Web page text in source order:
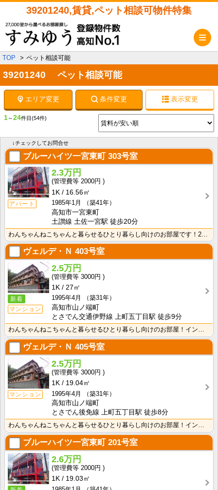
39201240,賃貸,ペット相談可物件特集
TOP ペット相談可能
39201240 ペット相談可能
エリア変更 条件変更 表示変更
1～24件目 (54件)
↓チェックしてお問合せ
ブルーハイツ一宮東町303号室
アパート
2.3万円
2000円
1K
16.56㎡
1985年1月
（築41年）
高知市一宮東町
土讃線 土佐一宮駅 徒歩20分
わんちゃんねこちゃんと暮らせるひとり暮らし向けのお部屋です！2026年6月下旬、ネット無料（Wi-F･･･
ヴェルデ・Ｎ 403号室
新着
マンション
2.5万円
3000円
1K
27㎡
1995年4月
（築31年）
高知市山ノ端町
とさでん交通伊野線 上町五丁目駅 徒歩9分
わんちゃんねこちゃんと暮らせるひとり暮らし向けのお部屋！インターネット月額接続使用無料なので、月々の･･･
ヴェルデ・Ｎ 405号室
マンション
2.5万円
3000円
1K
19.04㎡
1995年4月
（築31年）
高知市山ノ端町
とさでん後免線 上町五丁目駅 徒歩8分
わんちゃんねこちゃんと暮らせるひとり暮らし向けのお部屋！インターネット月額接続使用無料なので、月々の･･･
ブルーハイツ一宮東町 201号室
2.6万円
2000円
1K
19.03㎡